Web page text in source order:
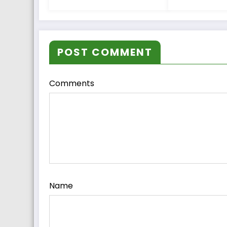
POST COMMENT
Comments
Name